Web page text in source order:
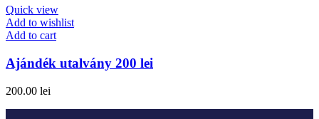
Quick view
Add to wishlist
Add to cart
Ajándék utalvány 200 lei
200.00 lei